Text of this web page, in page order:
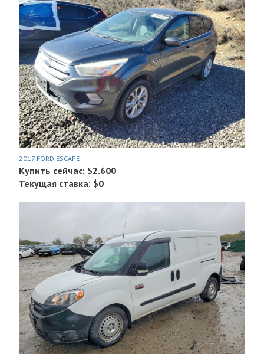
2017 FORD ESCAPE
Купить сейчас: $2.600
Текущая ставка: $0